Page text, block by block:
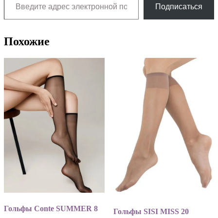
Подписаться
Похожие
Гольфы Conte SUMMER 8
Гольфы SISI MISS 20